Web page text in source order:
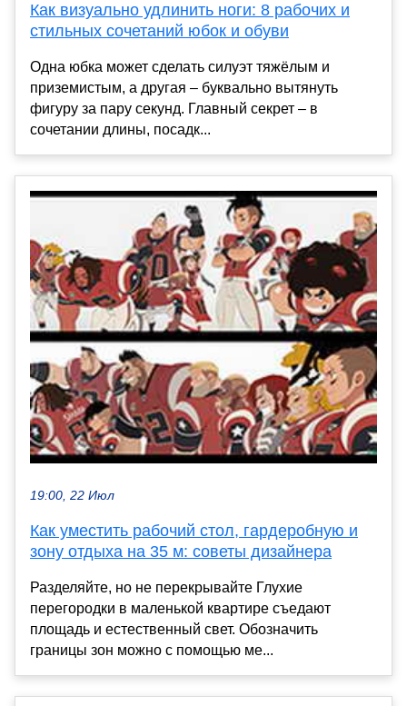
Как визуально удлинить ноги: 8 рабочих и
стильных сочетаний юбок и обуви
Одна юбка может сделать силуэт тяжёлым и
приземистым, а другая – буквально вытянуть
фигуру за пару секунд. Главный секрет – в
сочетании длины, посадк...
19:00, 22 Июл
Как уместить рабочий стол, гардеробную и
зону отдыха на 35 м: советы дизайнера
Разделяйте, но не перекрывайте Глухие
перегородки в маленькой квартире съедают
площадь и естественный свет. Обозначить
границы зон можно с помощью ме...